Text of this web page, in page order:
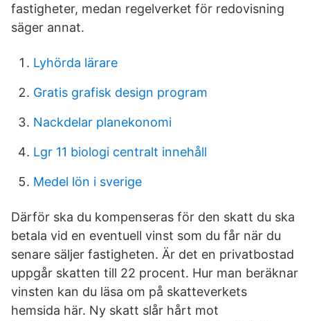
fastigheter, medan regelverket för redovisning
säger annat.
Lyhörda lärare
Gratis grafisk design program
Nackdelar planekonomi
Lgr 11 biologi centralt innehåll
Medel lön i sverige
Därför ska du kompenseras för den skatt du ska
betala vid en eventuell vinst som du får när du
senare säljer fastigheten. Är det en privatbostad
uppgår skatten till 22 procent. Hur man beräknar
vinsten kan du läsa om på skatteverkets
hemsida här. Ny skatt slår hårt mot